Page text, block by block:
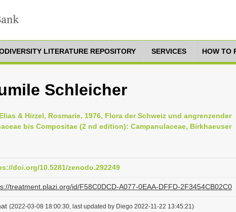
LITERATURE REPOSITORY SERVICES HOW TO
Schleicher
& Hirzel, Rosmarie, 1976, Flora der Schweiz und angrenzender
bis Compositae (2 nd edition): Campanulaceae, Birkhaeuser
doi.org/10.5281/zenodo.292249
treatment.plazi.org/id/F58C0DCD-A077-0EAA-DFFD-2F3454CB02C0
(2022-03-08 18:00:30, last updated by Diego 2022-11-22 13:45:21)